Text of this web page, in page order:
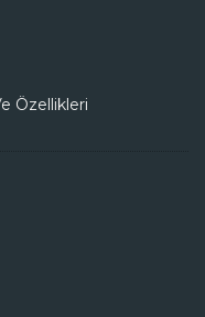
Özellikleri